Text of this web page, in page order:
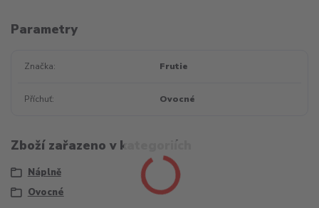
Parametry
Značka Frutie
Příchuť Ovocné
Zboží zařazeno v kategoriích
Náplně
Ovocné